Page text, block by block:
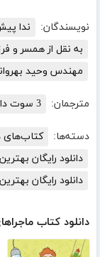
نویسندگان: ندا
به نقل از همسر و
مهندس وحید
مترجمان: 3 سوت دانلود
دسته‌ها:
کتاب‌های
دانلود رایگان
دانلود رایگان
دانلود کتاب